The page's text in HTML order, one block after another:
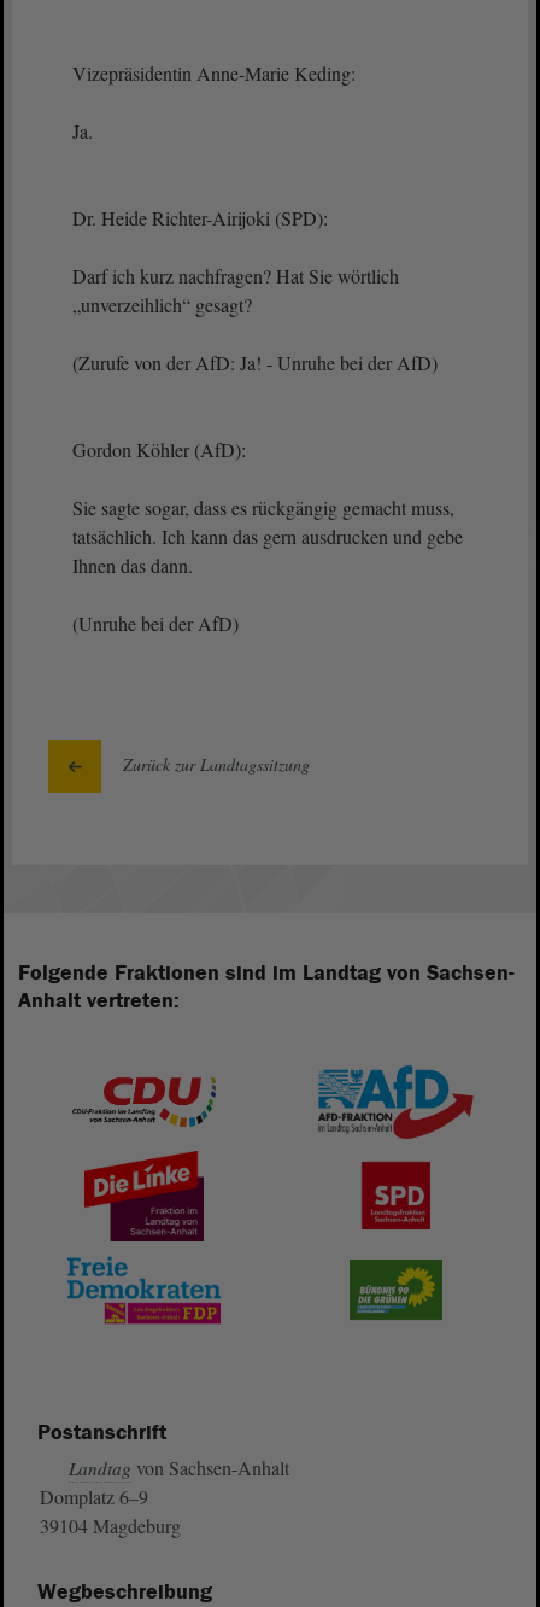
Vizepräsidentin Anne-Marie Keding:
Ja.
Dr. Heide Richter-Airijoki (SPD):
Darf ich kurz nachfragen? Hat Sie wörtlich
„unverzeihlich“ gesagt?
(Zurufe von der AfD: Ja! - Unruhe bei der AfD)
Gordon Köhler (AfD):
Sie sagte sogar, dass es rückgängig gemacht muss,
tatsächlich. Ich kann das gern ausdrucken und gebe
Ihnen das dann.
(Unruhe bei der AfD)
Zurück zur Landtagssitzung
Folgende Fraktionen sind im Landtag von Sachsen-
Anhalt vertreten:
Postanschrift
Landtag von Sachsen-Anhalt
Domplatz 6–9
39104 Magdeburg
Wegbeschreibung